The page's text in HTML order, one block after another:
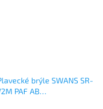
brýle SWANS SR-
PAF AB